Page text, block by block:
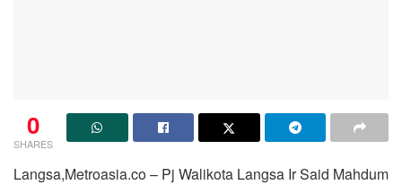
0
SHARES
Langsa,Metroasia.co – Pj Walikota Langsa Ir Said Mahdum